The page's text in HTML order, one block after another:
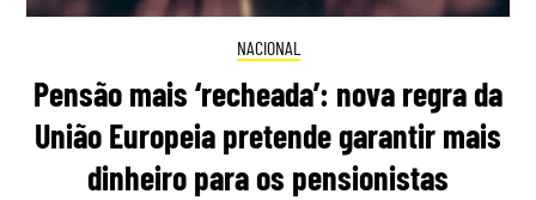
NACIONAL
Pensão mais ‘recheada’: nova regra da
União Europeia pretende garantir mais
dinheiro para os pensionistas